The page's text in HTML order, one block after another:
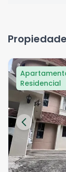
Residencial